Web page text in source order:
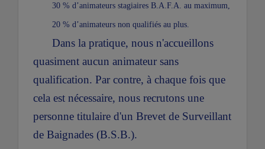
30 % d’animateurs stagiaires B.A.F.A. au maximum,
20 % d’animateurs non qualifiés au plus.
Dans la pratique, nous n'accueillons
quasiment aucun animateur sans
qualification. Par contre, à chaque fois que
cela est nécessaire, nous recrutons une
personne titulaire d'un Brevet de Surveillant
de Baignades (B.S.B.).